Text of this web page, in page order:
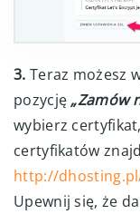
3. Teraz możesz
pozycję „Zamów
wybierz
certyfikatów
http://
Upewnij się, że